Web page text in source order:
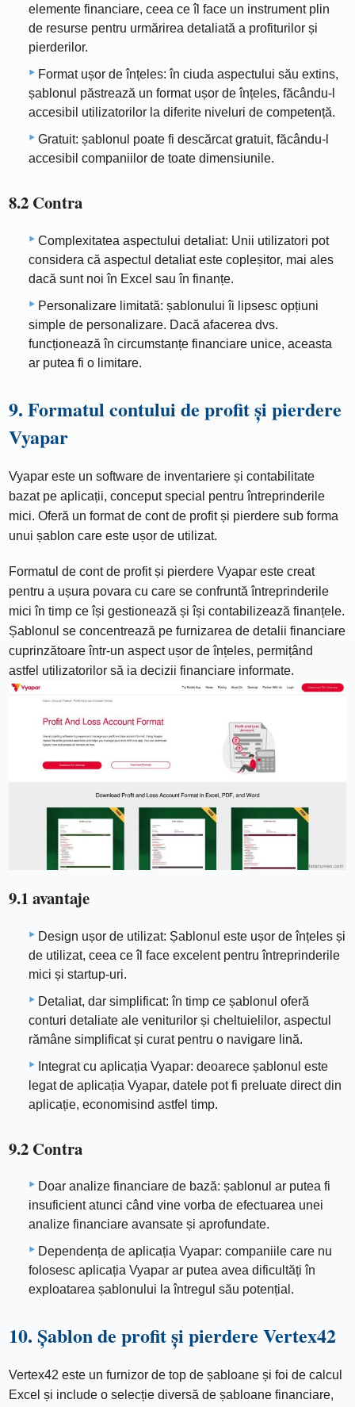
elemente financiare, ceea ce îl face un instrument plin
de resurse pentru urmărirea detaliată a profiturilor și
pierderilor.
Format ușor de înțeles: în ciuda aspectului său extins,
șablonul păstrează un format ușor de înțeles, făcându-l
accesibil utilizatorilor la diferite niveluri de competență.
Gratuit: șablonul poate fi descărcat gratuit, făcându-l
accesibil companiilor de toate dimensiunile.
8.2 Contra
Complexitatea aspectului detaliat: Unii utilizatori pot
considera că aspectul detaliat este copleșitor, mai ales
dacă sunt noi în Excel sau în finanțe.
Personalizare limitată: șablonului îi lipsesc opțiuni
simple de personalizare. Dacă afacerea dvs.
funcționează în circumstanțe financiare unice, aceasta
ar putea fi o limitare.
9. Formatul contului de profit și pierdere
Vyapar
Vyapar este un software de inventariere și contabilitate
bazat pe aplicații, conceput special pentru întreprinderile
mici. Oferă un format de cont de profit și pierdere sub forma
unui șablon care este ușor de utilizat.
Formatul de cont de profit și pierdere Vyapar este creat
pentru a ușura povara cu care se confruntă întreprinderile
mici în timp ce își gestionează și își contabilizează finanțele.
Șablonul se concentrează pe furnizarea de detalii financiare
cuprinzătoare într-un aspect ușor de înțeles, permițând
astfel utilizatorilor să ia decizii financiare informate.
9.1 avantaje
Design ușor de utilizat: Șablonul este ușor de înțeles și
de utilizat, ceea ce îl face excelent pentru întreprinderile
mici și startup-uri.
Detaliat, dar simplificat: în timp ce șablonul oferă
conturi detaliate ale veniturilor și cheltuielilor, aspectul
rămâne simplificat și curat pentru o navigare lină.
Integrat cu aplicația Vyapar: deoarece șablonul este
legat de aplicația Vyapar, datele pot fi preluate direct din
aplicație, economisind astfel timp.
9.2 Contra
Doar analize financiare de bază: șablonul ar putea fi
insuficient atunci când vine vorba de efectuarea unei
analize financiare avansate și aprofundate.
Dependența de aplicația Vyapar: companiile care nu
folosesc aplicația Vyapar ar putea avea dificultăți în
exploatarea șablonului la întregul său potențial.
10. Șablon de profit și pierdere Vertex42
Vertex42 este un furnizor de top de șabloane și foi de calcul
Excel și include o selecție diversă de șabloane financiare,